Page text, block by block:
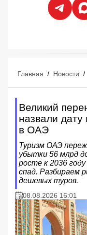
Главная / Новости /
Великий
назвали дату
в ОАЭ
Туризм ОАЭ
убытки 56 млрд
росте к 2036
спад. Разбираем
дешевых туров.
08.08.2026 16:01